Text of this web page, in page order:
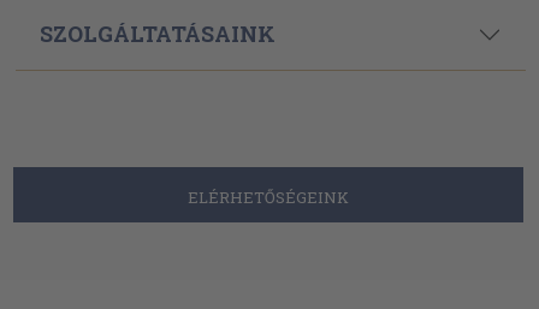
SZOLGÁLTATÁSAINK
ELÉRHETŐSÉGEINK